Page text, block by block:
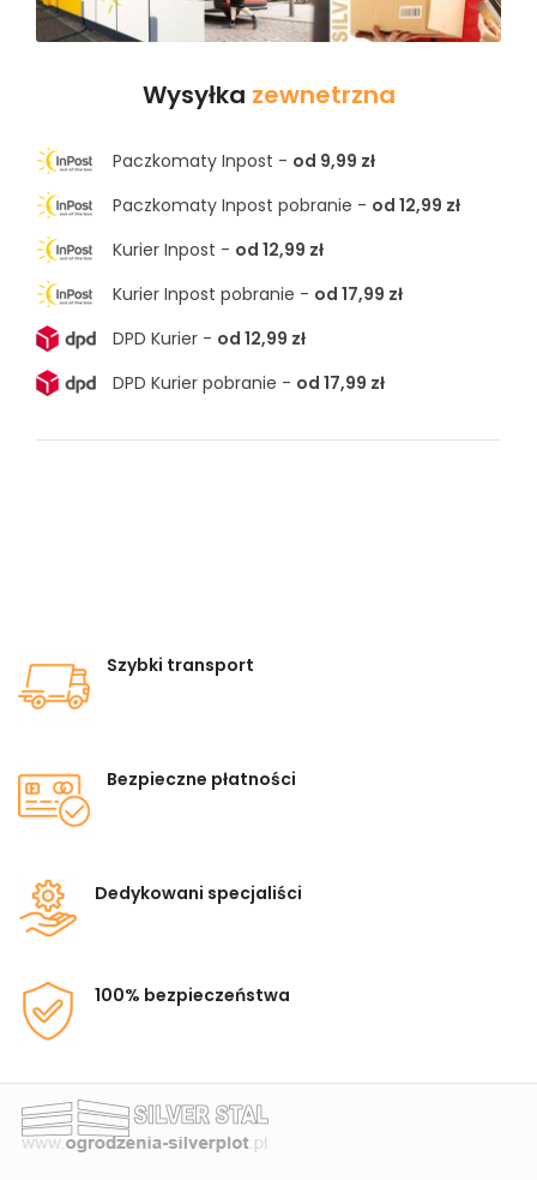
Wysyłka zewnetrzna
Paczkomaty Inpost - od 9,99 zł
Paczkomaty Inpost pobranie - od 12,99 zł
Kurier Inpost - od 12,99 zł
Kurier Inpost pobranie - od 17,99 zł
DPD Kurier - od 12,99 zł
DPD Kurier pobranie - od 17,99 zł
Szybki transport
Bezpieczne płatności
Dedykowani specjaliści
100% bezpieczeństwa